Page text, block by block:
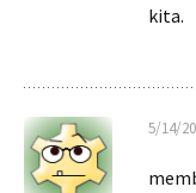
kita.
5/14/